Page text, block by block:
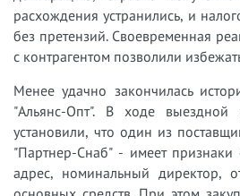
расхождения устранились, и
без претензий. Своевременная
с контрагентом позволили
Менее удачно закончилась
"Альянс-Опт". В ходе выездной
установили, что один из
"Партнер-Снаб" - имеет
адрес, номинальный директор,